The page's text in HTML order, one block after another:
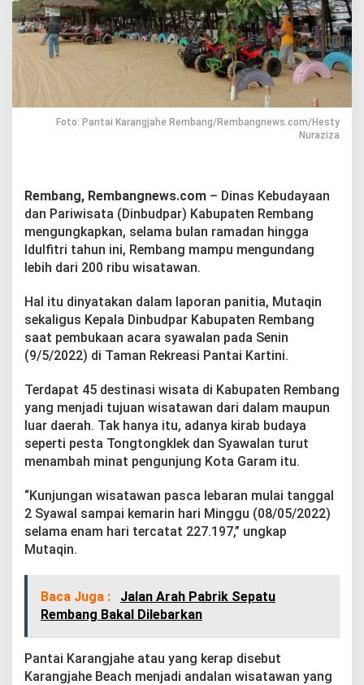
a
m
a
d
a
e
n
u
n
g
K
a
r
n
j
a
h
M
n
n
g
t
T
a
Foto: Pantai Karangjahe Rembang/Rembangnews.com/Hesty
Nuraziza
Rembang, Rembangnews.com – Dinas Kebudayaan
dan Pariwisata (Dinbudpar) Kabupaten Rembang
mengungkapkan, selama bulan ramadan hingga
Idulfitri tahun ini, Rembang mampu mengundang
lebih dari 200 ribu wisatawan.
Hal itu dinyatakan dalam laporan panitia, Mutaqin
sekaligus Kepala Dinbudpar Kabupaten Rembang
saat pembukaan acara syawalan pada Senin
(9/5/2022) di Taman Rekreasi Pantai Kartini.
Terdapat 45 destinasi wisata di Kabupaten Rembang
yang menjadi tujuan wisatawan dari dalam maupun
luar daerah. Tak hanya itu, adanya kirab budaya
seperti pesta Tongtongklek dan Syawalan turut
menambah minat pengunjung Kota Garam itu.
“Kunjungan wisatawan pasca lebaran mulai tanggal
2 Syawal sampai kemarin hari Minggu (08/05/2022)
selama enam hari tercatat 227.197,” ungkap
Mutaqin.
Baca Juga :
Jalan Arah Pabrik Sepatu
Rembang Bakal Dilebarkan
Pantai Karangjahe atau yang kerap disebut
Karangjahe Beach menjadi andalan wisatawan yang